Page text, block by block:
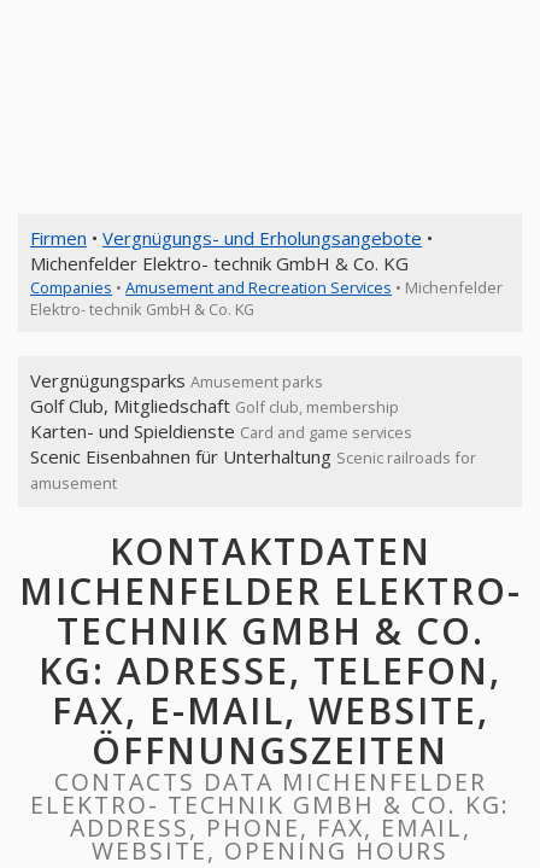
Firmen • Vergnügungs- und Erholungsangebote •
Michenfelder Elektro- technik GmbH & Co. KG
Companies • Amusement and Recreation Services • Michenfelder
Elektro- technik GmbH & Co. KG
Vergnügungsparks Amusement parks
Golf Club, Mitgliedschaft Golf club, membership
Karten- und Spieldienste Card and game services
Scenic Eisenbahnen für Unterhaltung Scenic railroads for
amusement
KONTAKTDATEN
MICHENFELDER ELEKTRO-
TECHNIK GMBH & CO.
KG: ADRESSE, TELEFON,
FAX, E-MAIL, WEBSITE,
ÖFFNUNGSZEITEN
CONTACTS DATA MICHENFELDER
ELEKTRO- TECHNIK GMBH & CO. KG:
ADDRESS, PHONE, FAX, EMAIL,
WEBSITE, OPENING HOURS